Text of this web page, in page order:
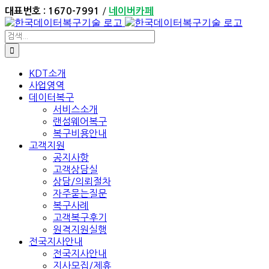
Skip
to
content
대표번호 : 1670-7991 / 네이버카페
검
색:
KDT소개
사업영역
데이터복구
서비스소개
랜섬웨어복구
복구비용안내
고객지원
공지사항
고객상담실
상담/의뢰절차
자주묻는질문
복구사례
고객복구후기
원격지원실행
전국지사안내
전국지사안내
지사모집/제휴